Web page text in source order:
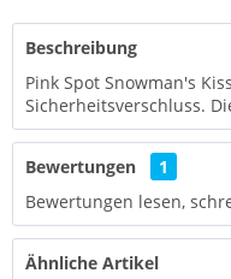
Beschreibung
Pink Spot Snowman's
Sicherheitsverschluss.
Bewertungen
1
Bewertungen lesen,
Ähnliche Artikel